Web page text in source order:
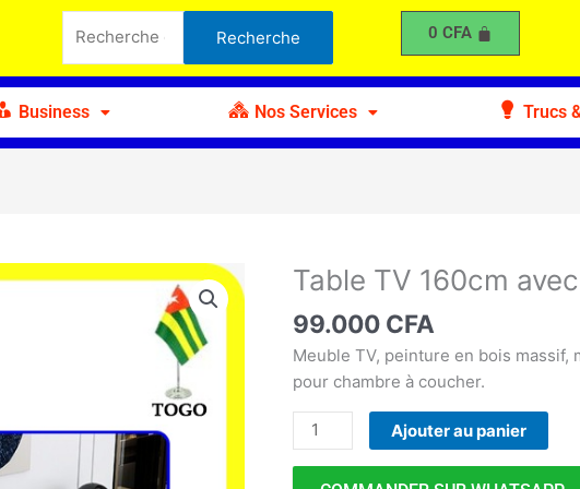
pour :
Recherche 0 CFA
Business Nos Services Trucs
Table TV 160cm
99.000 CFA
Meuble TV, peinture en bois massif,
pour chambre à coucher.
quantité
Table
TV
160cm
Tiroir
Ajouter au panier
Tiroir